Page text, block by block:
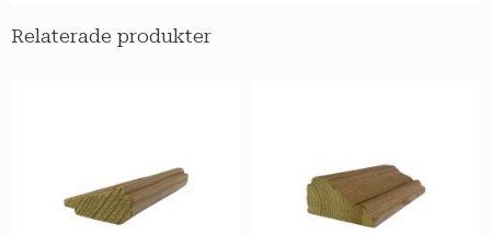
Relaterade produkter